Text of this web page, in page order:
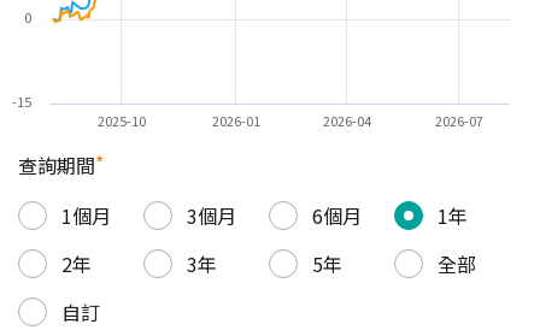
2025-10 2026-01 2026-04 2026-07
-15
0
查詢期間*
1個月
3個月 6個月
1年
2年
3年 5年
全部
自訂